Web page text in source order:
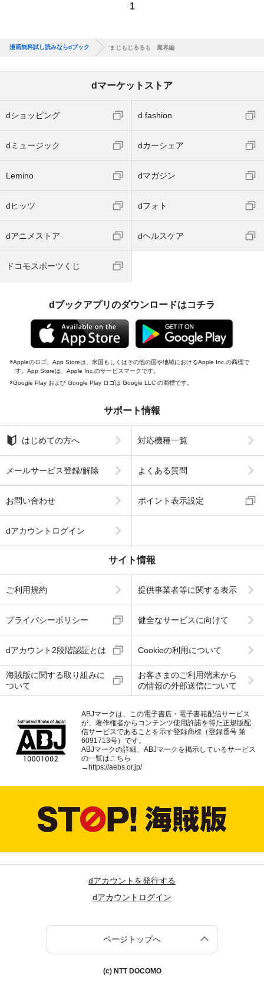
1
漫画無料試し読みならdブック まじもじるるも 魔界編
dマーケットストア
dショッピング d fashion
dミュージック dカーシェア
Lemino dマガジン
dヒッツ dフォト
dアニメストア dヘルスケア
ドコモスポーツくじ
dブックアプリのダウンロードはコチラ
Appleのロゴ、App Storeは、米国もしくはその他の国や地域におけるApple Inc.の商標で
す。App Storeは、Apple Inc.のサービスマークです。
Google Play および Google Play ロゴは Google LLC の商標です。
サポート情報
はじめての方へ 対応機種一覧
メールサービス登録/解除 よくある質問
お問い合わせ ポイント表示設定
dアカウントログイン
サイト情報
ご利用規約 提供事業者等に関する表示
プライバシーポリシー 健全なサービスに向けて
dアカウント2段階認証とは Cookieの利用について
海賊版に関する取り組みに
ついて
お客さまのご利用端末から
の情報の外部送信について
ABJマークは、この電子書店・電子書籍配信サービス
が、著作権者からコンテンツ使用許諾を得た正規版配
信サービスであることを示す登録商標（登録番号 第
6091713号）です。
ABJマークの詳細、ABJマークを掲示しているサービス
の一覧はこちら
→https://aebs.or.jp/
dアカウントを発行する
dアカウントログイン
ページトップへ
(c) NTT DOCOMO